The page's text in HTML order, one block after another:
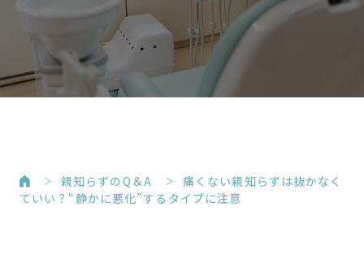
親知らずのQ＆A
痛くない親知らずは抜かなく
ていい？“静かに悪化”するタイプに注意